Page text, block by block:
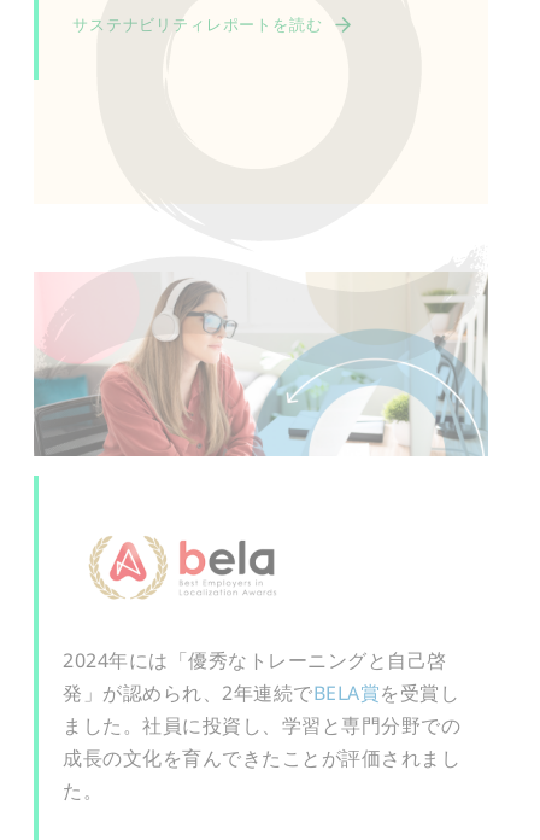
サステナビリティレポートを読む
2024年には「優秀なトレーニングと自己啓
発」が認められ、2年連続でBELA賞を受賞し
ました。社員に投資し、学習と専門分野での
成長の文化を育んできたことが評価されまし
た。